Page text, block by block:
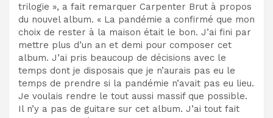
trilogie », a fait remarquer Carpenter Brut à propos
du nouvel album. « La pandémie a confirmé que mon
choix de rester à la maison était le bon. J’ai fini par
mettre plus d’un an et demi pour composer cet
album. J’ai pris beaucoup de décisions avec le
temps dont je disposais que je n’aurais pas eu le
temps de prendre si la pandémie n’avait pas eu lieu.
Je voulais rendre le tout aussi massif que possible.
Il n’y a pas de guitare sur cet album. J’ai tout fait